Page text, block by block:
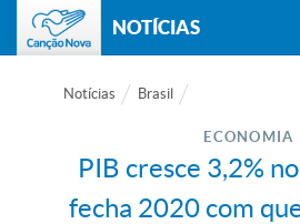
NOTÍCIAS
Notícias Brasil
ECONOMIA
PIB cresce 3,2%
fecha 2020 com